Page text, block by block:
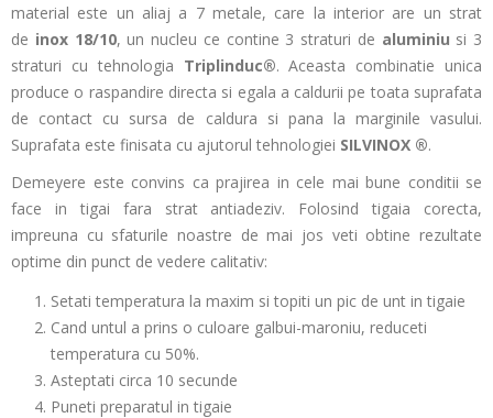
material este un aliaj a 7 metale, care la interior are un strat
de inox 18/10, un nucleu ce contine 3 straturi de aluminiu si 3
straturi cu tehnologia Triplinduc®. Aceasta combinatie unica
produce o raspandire directa si egala a caldurii pe toata suprafata
de contact cu sursa de caldura si pana la marginile vasului.
Suprafata este finisata cu ajutorul tehnologiei SILVINOX ®.
Demeyere este convins ca prajirea in cele mai bune conditii se
face in tigai fara strat antiadeziv. Folosind tigaia corecta,
impreuna cu sfaturile noastre de mai jos veti obtine rezultate
optime din punct de vedere calitativ:
Setati temperatura la maxim si topiti un pic de unt in tigaie
Cand untul a prins o culoare galbui-maroniu, reduceti
temperatura cu 50%.
Asteptati circa 10 secunde
Puneti preparatul in tigaie